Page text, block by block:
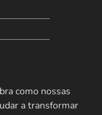
como nossas
a transformar